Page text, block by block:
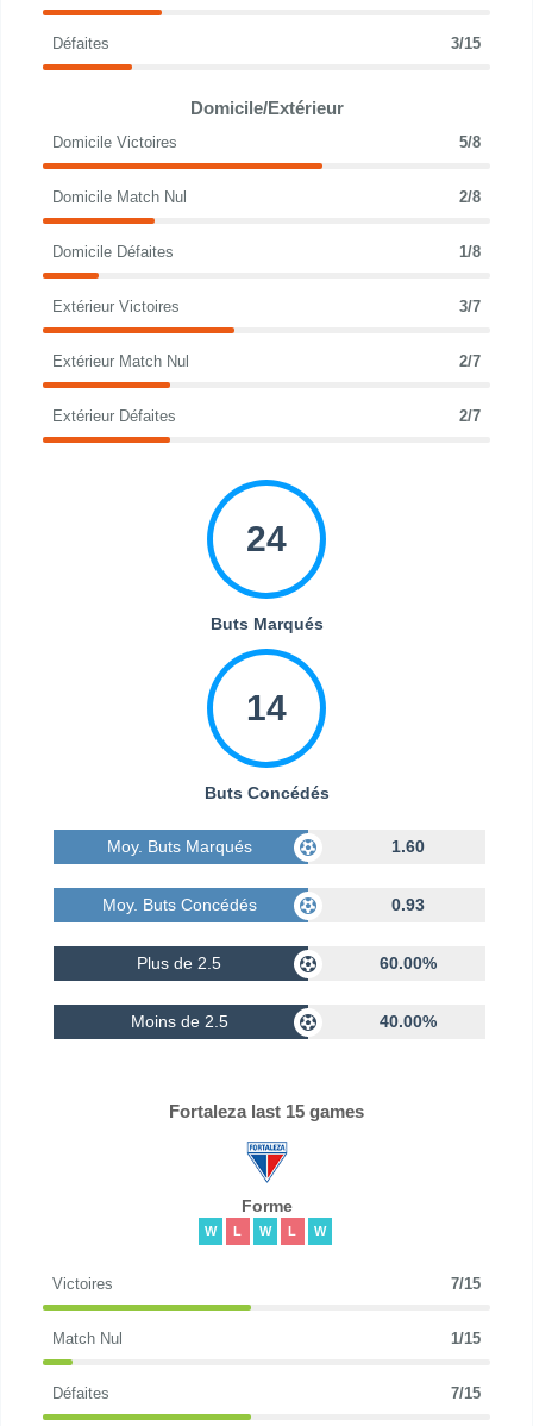
Défaites 3/15
Domicile/Extérieur
Domicile Victoires 5/8
Domicile Match Nul 2/8
Domicile Défaites 1/8
Extérieur Victoires 3/7
Extérieur Match Nul 2/7
Extérieur Défaites 2/7
24
Buts Marqués
14
Buts Concédés
Moy. Buts Marqués 1.60
Moy. Buts Concédés 0.93
Plus de 2.5 60.00%
Moins de 2.5 40.00%
Fortaleza last 15 games
Forme
W L W L W
Victoires 7/15
Match Nul 1/15
Défaites 7/15